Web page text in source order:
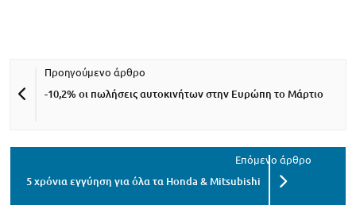
-10,2% οι πωλήσεις αυτοκινήτων στην Ευρώπη το Μάρτιο
5 χρόνια εγγύηση για όλα τα Honda & Mitsubishi